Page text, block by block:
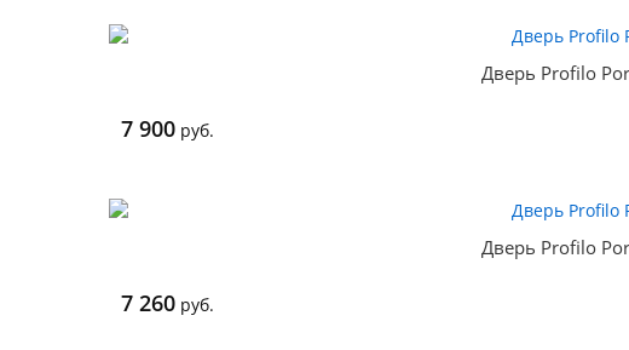
Дверь Profilo
7 900 руб.
Дверь Profilo
7 260 руб.